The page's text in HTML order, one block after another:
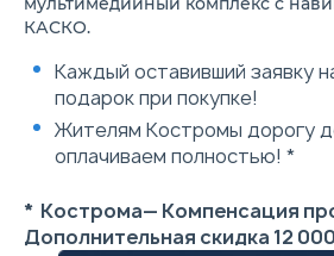
дверях
Гидроусилитель руля
Регулировка рулевой
колонки по углу наклона
Мультиинформационная
приборная панель
Передние стеклоочистители
с регулируемым
Задний стеклоочиститель
Электростеклоподъемники
передних и задних дверей
КАСКО.
Каждый оставивший заявку
подарок при покупке!
Жителям Костромы дорогу
оплачиваем полностью! *
* Кострома— Компенсация
Дополнительная скидка 12